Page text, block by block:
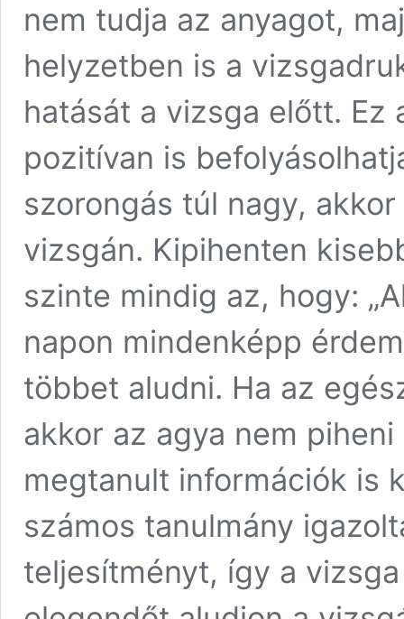
nem tudja az anyagot,
helyzetben is a
hatását a vizsga előtt.
pozitívan is
szorongás túl nagy,
vizsgán. Kipihenten
szinte mindig az, hogy:
napon mindenképp
többet aludni. Ha az
akkor az agya nem
megtanult információk is
számos tanulmány
teljesítményt, így a